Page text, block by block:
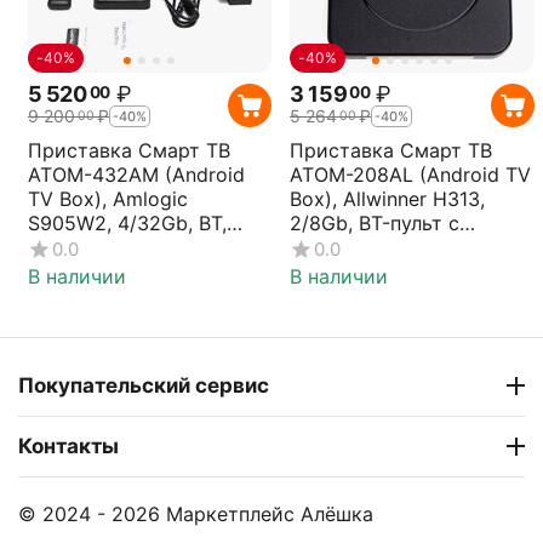
-40%
5 52000 ₽
9 20000₽ -40%
Приставка Смарт ТВ
ATOM-432AM (Android
TV Box), Amlogic
S905W2, 4/32Gb, ВТ,
дисплей, АTOM
0.0
В наличии
-40%
3 15900 ₽
5 26400₽ -40%
Приставка Смарт ТВ
ATOM-208AL (Android TV
Box), Allwinner H313,
2/8Gb, BT-пульт с
микроф. АTOM
0.0
В наличии
Покупательский сервис
Контакты
© 2024 - 2026 Маркетплейс Алёшка